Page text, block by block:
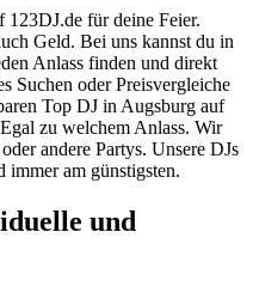
für deine Feier.
Geld. Bei uns kannst du in
Anlass finden und direkt
Suchen oder Preisvergleiche
Top DJ in Augsburg auf
zu welchem Anlass. Wir
andere Partys. Unsere DJs
am günstigsten.
und